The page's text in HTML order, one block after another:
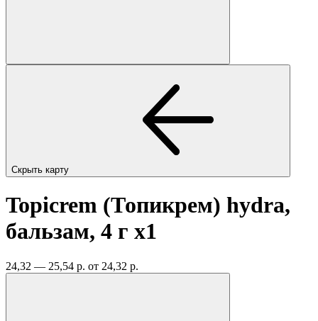
Скрыть карту
Topicrem (Топикрем) hydra,
бальзам, 4 г x1
24,32 — 25,54 р. от 24,32 р.